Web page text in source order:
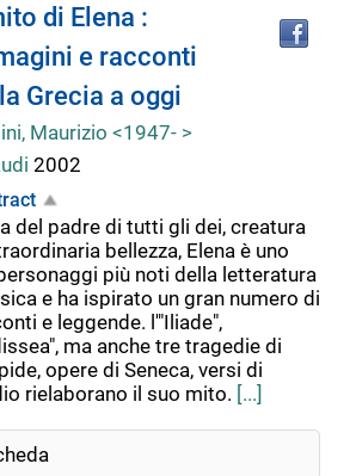
di Elena :
e racconti
Grecia a oggi
Maurizio <1947- >
2002
del padre di tutti gli dei, creatura
bellezza, Elena è uno
più noti della letteratura
e ha ispirato un gran numero di
e leggende. l'"Iliade",
ma anche tre tragedie di
opere di Seneca, versi di
rielaborano il suo mito. [...]